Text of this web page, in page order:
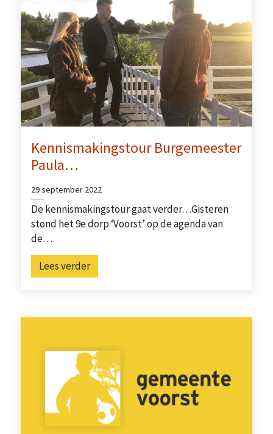
Kennismakingstour Burgemeester
Paula…
29 september 2022
De kennismakingstour gaat verder…Gisteren
stond het 9e dorp ‘Voorst’ op de agenda van
de…
Lees verder